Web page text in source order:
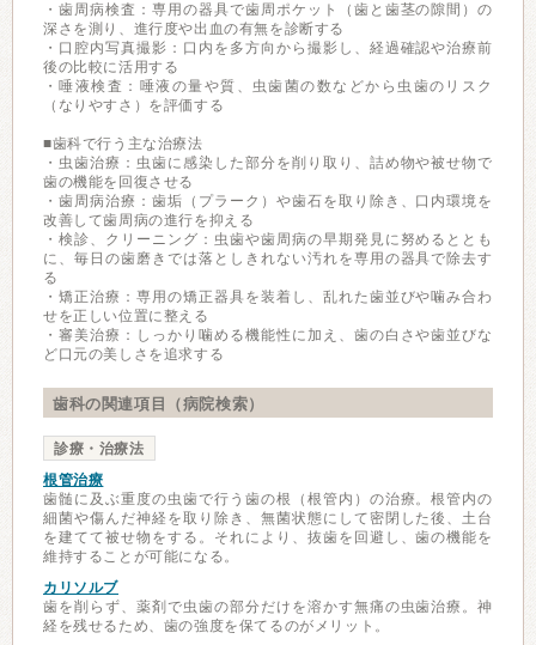
・歯周病検査：専用の器具で歯周ポケット（歯と歯茎の隙間）の
深さを測り、進行度や出血の有無を診断する
・口腔内写真撮影：口内を多方向から撮影し、経過確認や治療前
後の比較に活用する
・唾液検査：唾液の量や質、虫歯菌の数などから虫歯のリスク
（なりやすさ）を評価する
■歯科で行う主な治療法
・虫歯治療：虫歯に感染した部分を削り取り、詰め物や被せ物で
歯の機能を回復させる
・歯周病治療：歯垢（プラーク）や歯石を取り除き、口内環境を
改善して歯周病の進行を抑える
・検診、クリーニング：虫歯や歯周病の早期発見に努めるととも
に、毎日の歯磨きでは落としきれない汚れを専用の器具で除去す
る
・矯正治療：専用の矯正器具を装着し、乱れた歯並びや噛み合わ
せを正しい位置に整える
・審美治療：しっかり噛める機能性に加え、歯の白さや歯並びな
ど口元の美しさを追求する
歯科の関連項目（病院検索）
診療・治療法
根管治療
歯髄に及ぶ重度の虫歯で行う歯の根（根管内）の治療。根管内の
細菌や傷んだ神経を取り除き、無菌状態にして密閉した後、土台
を建てて被せ物をする。それにより、抜歯を回避し、歯の機能を
維持することが可能になる。
カリソルブ
歯を削らず、薬剤で虫歯の部分だけを溶かす無痛の虫歯治療。神
経を残せるため、歯の強度を保てるのがメリット。